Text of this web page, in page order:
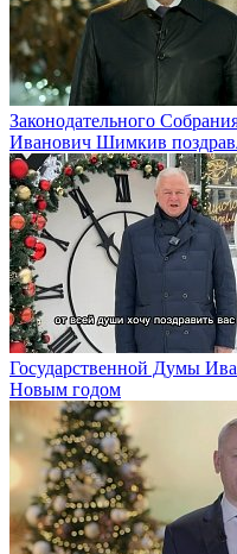
Законодательного
Иванович Шимкив
Государственной Думы
Новым годом